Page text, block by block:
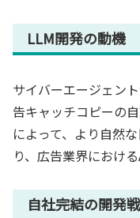
LLM開発の動機
サイバーエージェン
告キャッチコピーの
によって、より自然
り、広告業界におけ
自社完結の開発